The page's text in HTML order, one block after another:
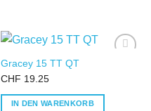
IN DIE
Gracey 15 TT QT
CHF 19.25
IN DEN WARENKORB